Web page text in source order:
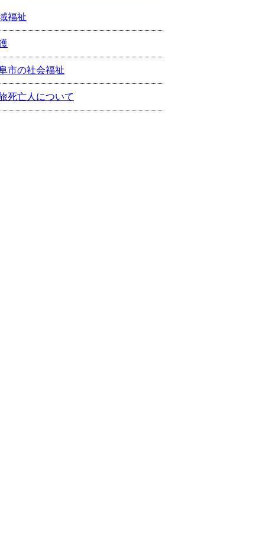
福祉
市の社会福祉
死亡人について